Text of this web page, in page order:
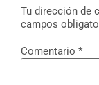
Tu dirección de
campos
Comentario *